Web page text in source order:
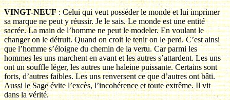
VINGT-NEUF: Celui qui veut posséder le monde et lui imprimer
sa marque ne peut y réussir. Je le sais. Le monde est une entité
sacrée. La main de l’homme ne peut le modeler. En voulant le
changer on le détruit. Quand on croit le tenir on le perd. C’est ainsi
que l’homme s’éloigne du chemin de la vertu. Car parmi les
hommes les uns marchent en avant et les autres s’attardent. Les uns
ont un souffle léger, les autres une haleine puissante. Certains sont
forts, d’autres faibles. Les uns renversent ce que d’autres ont bâti.
Aussi le Sage évite l’excès, l’incohérence et toute extrême. Il vit
dans la vérité.